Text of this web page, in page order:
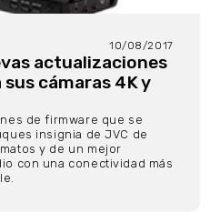
10/08/2017
actualizaciones
cámaras 4K y
de firmware que se
insignia de JVC de
y de un mejor
con una conectividad más